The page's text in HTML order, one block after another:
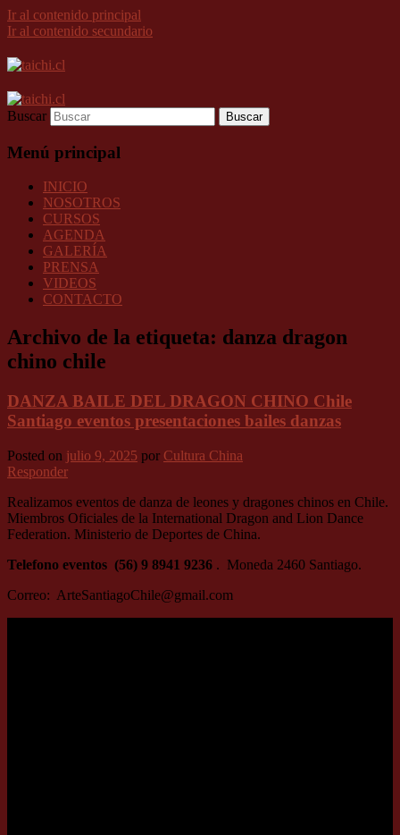
Ir al contenido principal
Ir al contenido secundario
Buscar
Menú principal
INICIO
NOSOTROS
CURSOS
AGENDA
GALERÍA
PRENSA
VIDEOS
CONTACTO
Archivo de la etiqueta: danza dragon
chino chile
DANZA BAILE DEL DRAGON CHINO Chile
Santiago eventos presentaciones bailes danzas
Posted on julio 9, 2025 por Cultura China
Responder
Realizamos eventos de danza de leones y dragones chinos en Chile.
Miembros Oficiales de la International Dragon and Lion Dance
Federation. Ministerio de Deportes de China.
Telefono eventos (56) 9 8941 9236 . Moneda 2460 Santiago.
Correo: ArteSantiagoChile@gmail.com